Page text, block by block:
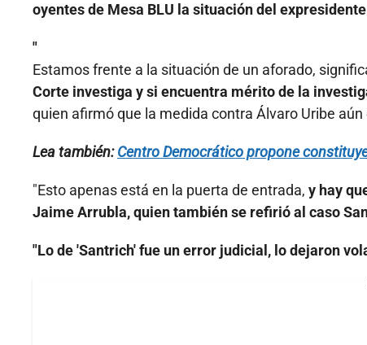
oyentes de Mesa BLU la situación del
"
Estamos frente a la situación de un aforado,
Corte investiga y si encuentra mérito de la
quien afirmó que la medida contra Álvaro Uribe
Lea también:Centro Democrático propone
"Esto apenas está en la puerta de entrada, y hay
Jaime Arrubla, quien también se refirió al caso
"Lo de 'Santrich' fue un error judicial, lo dejaron